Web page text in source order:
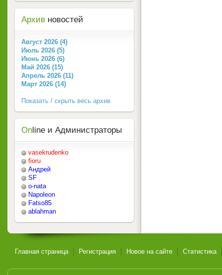
Архив новостей
Август 2026 (4)
Июль 2026 (5)
Июнь 2026 (6)
Май 2026 (15)
Апрель 2026 (11)
Март 2026 (14)
Показать / скрыть весь архив
On line и Администраторы
vasekrudenko
fioru
Андрей
SF
o-nata
Napoleon
Fatso85
ablahman
Главная страница Регистрация Новое на сайте Статистика